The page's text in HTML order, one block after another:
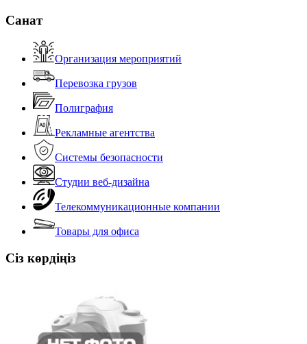
Санат
Организация мероприятий
Перевозка грузов
Полиграфия
Рекламные агентства
Системы безопасности
Студии веб-дизайна
Телекоммуникационные компании
Товары для офиса
Сіз көрдіңіз